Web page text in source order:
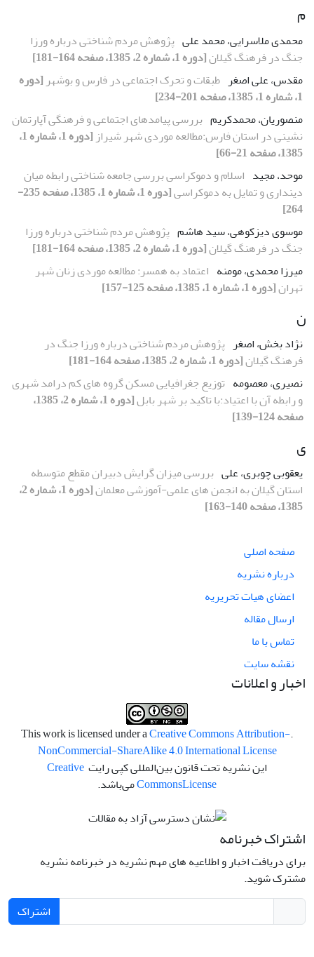
م
محمدی ملاسرایی، محمد علی پژوهش مردم شناختی درباره ورزا
جنگ در فرهنگ گیلان[دوره 1، شماره 2، 1385، صفحه 164-181]
مقدس، علی اصغر طبقات و تحرک اجتماعی در فارس و بوشهر [دوره
1، شماره 1، 1385، صفحه 201-234]
منصوریان، محمدکریم بررسی پیامدهای اجتماعی و فرهنگی آپارتمان
نشینی در استان فارس:مطالعه موردی شهر شیراز
[دوره 1، شماره 1،
1385، صفحه 21-66]
موحد، مجید اسلام و دموکراسی بررسی جامعه شناختی رابطه میان
دینداری و تمایل به دموکراسی
[دوره 1، شماره 1، 1385، صفحه 235-
264]
موسوی دیزکوهی، سید هاشم پژوهش مردم شناختی درباره ورزا
جنگ در فرهنگ گیلان[دوره 1، شماره 2، 1385، صفحه 164-181]
میرزا محمدی، مومنه اعتماد به همسر: مطالعه موردی زنان شهر
تهران[دوره 1، شماره 1، 1385، صفحه 125-157]
ن
نژاد بخش، اصغر پژوهش مردم شناختی درباره ورزا جنگ در
فرهنگ گیلان[دوره 1، شماره 2، 1385، صفحه 164-181]
نصیری، معصومه توزیع جغرافیایی مسکن گروه های کم درامد شهری
و رابطه آن با اعتیاد:با تاکید بر شهر بابل
[دوره 1، شماره 2، 1385،
صفحه 124-139]
ی
یعقوبی چوبری، علی بررسی میزان گرایش دبیران مقطع متوسطه
استان گیلان به انجمن های علمی-آموزشی معلمان
[دوره 1، شماره 2،
1385، صفحه 140-163]
صفحه اصلی
درباره نشریه
اعضای هیات تحریریه
ارسال مقاله
تماس با ما
نقشه سایت
اخبار و اعلانات
.This work is licensed under a
Creative Commons Attribution-
NonCommercial-ShareAlike 4.0 International License
این نشریه تحت قانون بین‌المللی کپی رایت Creative
CommonsLicense می‌باشد.
اشتراک خبرنامه
برای دریافت اخبار و اطلاعیه های مهم نشریه در خبرنامه نشریه
مشترک شوید.
اشتراک